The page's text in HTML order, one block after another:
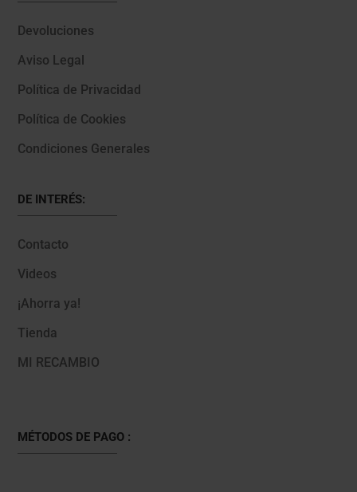
Devoluciones
Aviso Legal
Política de Privacidad
Política de Cookies
Condiciones Generales
DE INTERÉS:
Contacto
Videos
¡Ahorra ya!
Tienda
MI RECAMBIO
MÉTODOS DE PAGO :